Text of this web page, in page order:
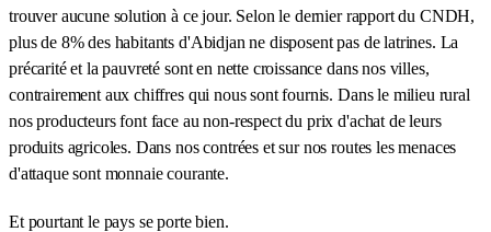
trouver aucune solution à ce jour. Selon le dernier rapport du CNDH,
plus de 8% des habitants d'Abidjan ne disposent pas de latrines. La
précarité et la pauvreté sont en nette croissance dans nos villes,
contrairement aux chiffres qui nous sont fournis. Dans le milieu rural
nos producteurs font face au non-respect du prix d'achat de leurs
produits agricoles. Dans nos contrées et sur nos routes les menaces
d'attaque sont monnaie courante.
Et pourtant le pays se porte bien.